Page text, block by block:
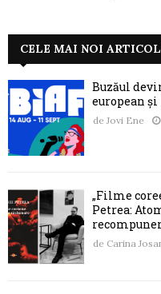
CELE MAI NOI
Buzăul
european
de Jovi Ene
„Filme
Petrea:
de Carina